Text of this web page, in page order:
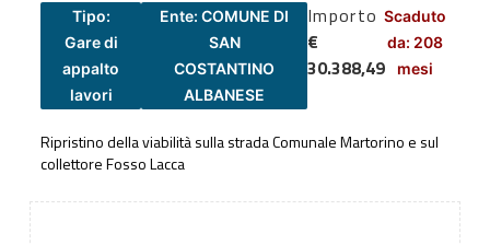
Tipo:
Gare di
appalto
lavori
Ente: COMUNE DI
SAN
COSTANTINO
ALBANESE
Importo
€
30.388,49
Scaduto
da: 208
mesi
Ripristino della viabilità sulla strada Comunale Martorino e sul
collettore Fosso Lacca